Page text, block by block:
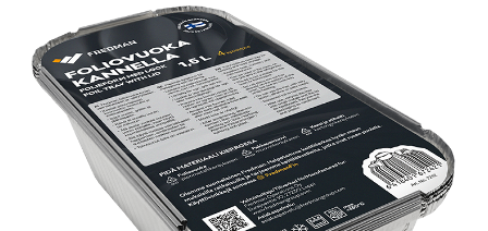
English Suomi